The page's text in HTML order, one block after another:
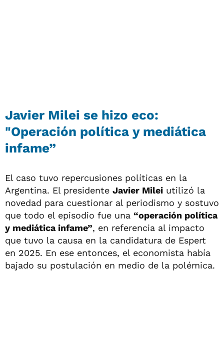
Javier Milei se hizo eco:
"Operación política y mediática
infame”
El caso tuvo repercusiones políticas en la
Argentina. El presidente Javier Milei utilizó la
novedad para cuestionar al periodismo y sostuvo
que todo el episodio fue una “operación política
y mediática infame”, en referencia al impacto
que tuvo la causa en la candidatura de Espert
en 2025. En ese entonces, el economista había
bajado su postulación en medio de la polémica.